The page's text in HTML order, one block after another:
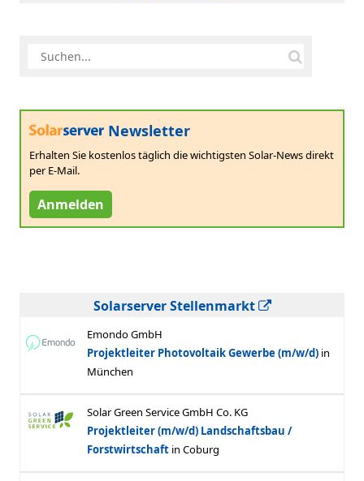
Newsletter
Erhalten Sie kostenlos täglich die wichtigsten Solar-News direkt
per E-Mail.
Anmelden
Solarserver Stellenmarkt